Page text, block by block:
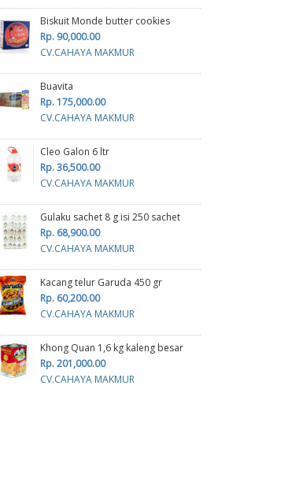
Air mineral Aqua
Rp. 72,000.00
Bear brand
Biskuit Monde butter cookies
Rp. 90,000.00
CV.CAHAYA MAKMUR
Buavita
Rp. 175,000.00
CV.CAHAYA MAKMUR
Cleo Galon 6 ltr
Rp. 36,500.00
CV.CAHAYA MAKMUR
Gulaku sachet 8 g isi 250 sachet
Rp. 68,900.00
CV.CAHAYA MAKMUR
Kacang telur Garuda 450 gr
Rp. 60,200.00
CV.CAHAYA MAKMUR
Khong Quan 1,6 kg kaleng besar
Rp. 201,000.00
CV.CAHAYA MAKMUR